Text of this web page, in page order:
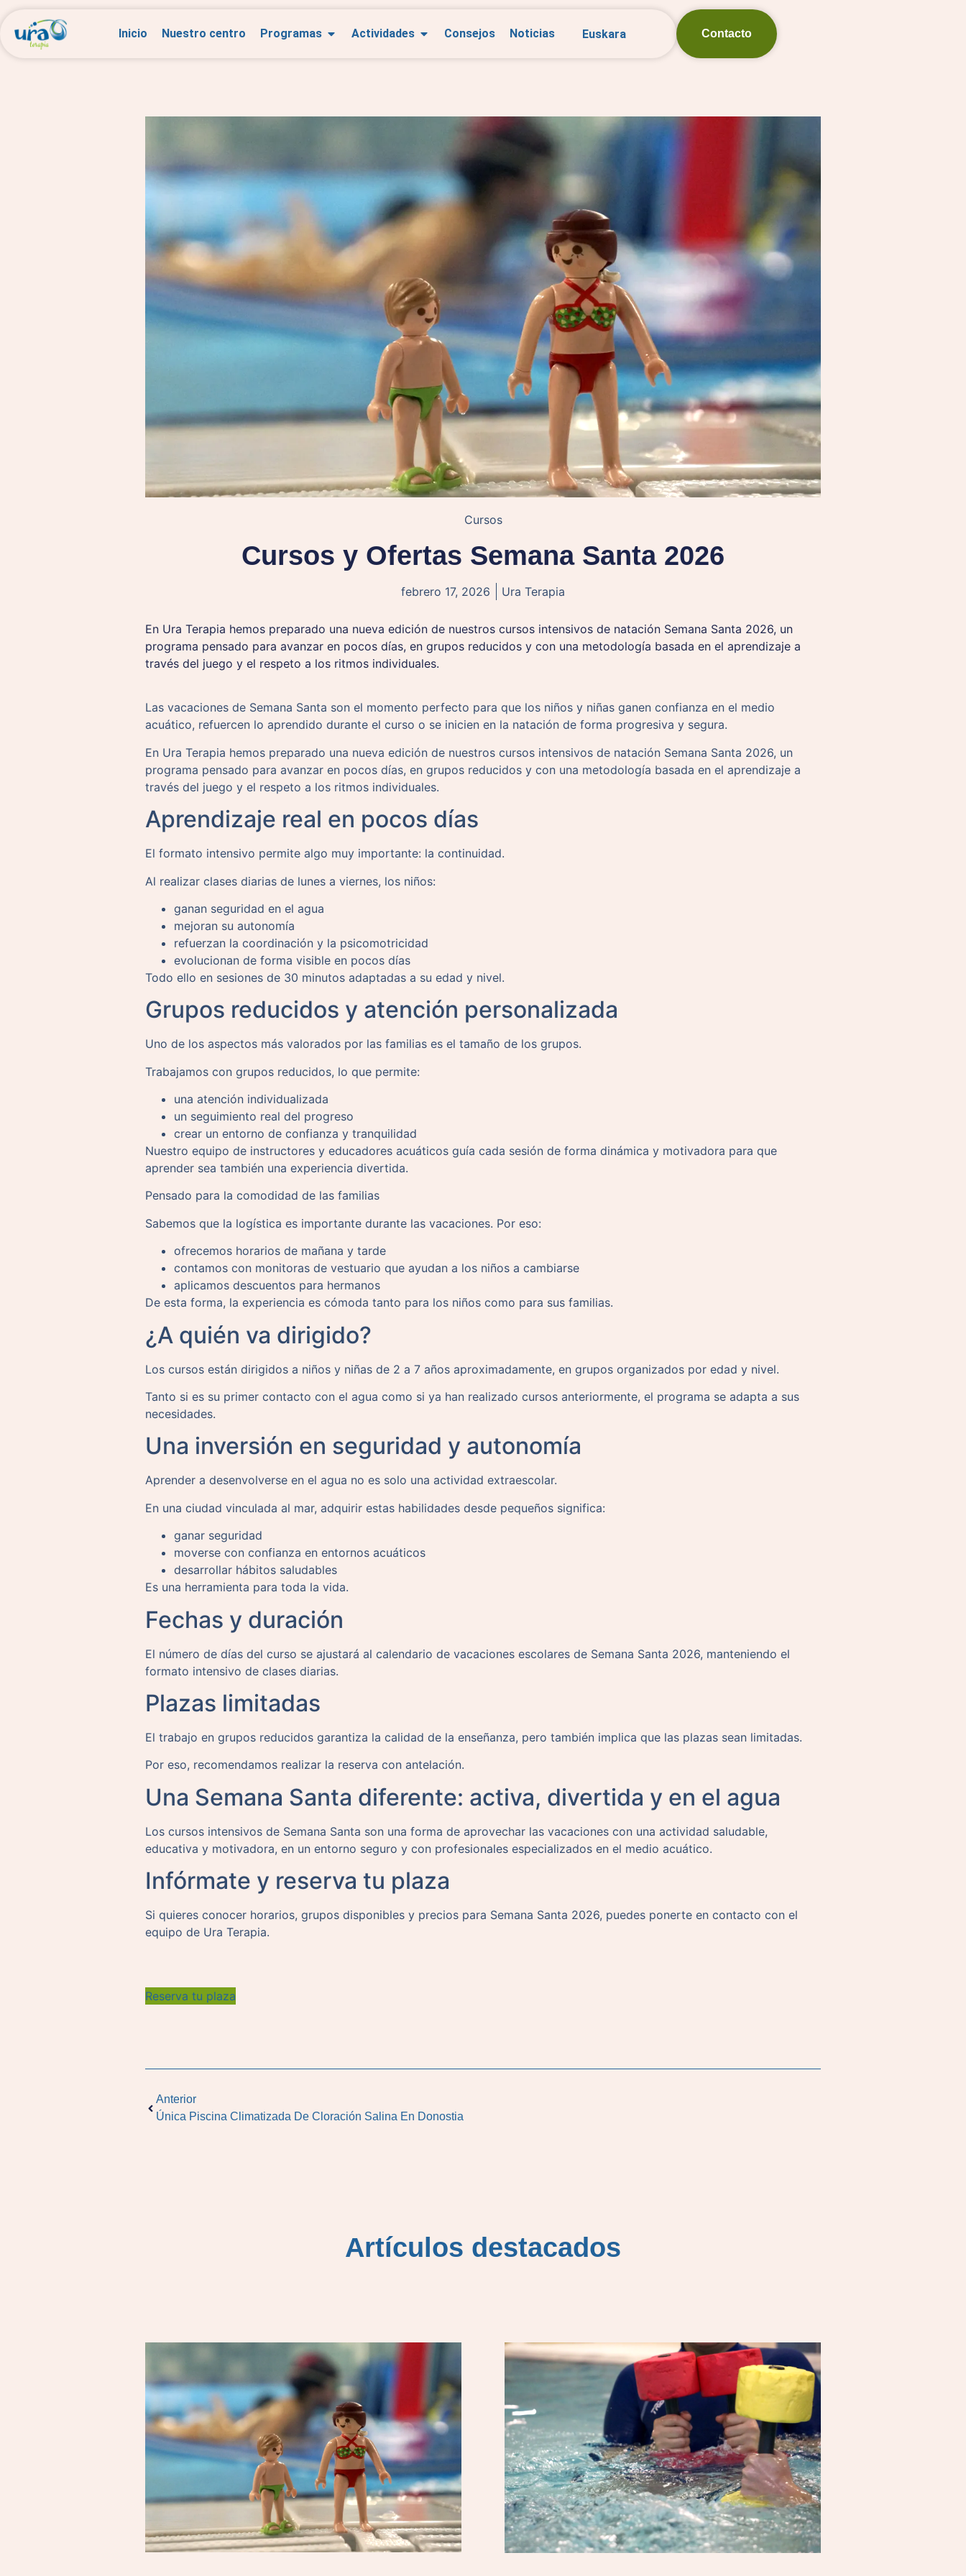
Inicio Nuestro centro Programas Actividades Consejos Noticias Euskara Contacto
Cursos
Cursos y Ofertas Semana Santa 2026
febrero 17, 2026 Ura Terapia
En Ura Terapia hemos preparado una nueva edición de nuestros cursos intensivos de natación Semana Santa 2026, un
programa pensado para avanzar en pocos días, en grupos reducidos y con una metodología basada en el aprendizaje a
través del juego y el respeto a los ritmos individuales.
Las vacaciones de Semana Santa son el momento perfecto para que los niños y niñas ganen confianza en el medio
acuático, refuercen lo aprendido durante el curso o se inicien en la natación de forma progresiva y segura.
En Ura Terapia hemos preparado una nueva edición de nuestros cursos intensivos de natación Semana Santa 2026, un
programa pensado para avanzar en pocos días, en grupos reducidos y con una metodología basada en el aprendizaje a
través del juego y el respeto a los ritmos individuales.
Aprendizaje real en pocos días
El formato intensivo permite algo muy importante: la continuidad.
Al realizar clases diarias de lunes a viernes, los niños:
ganan seguridad en el agua
mejoran su autonomía
refuerzan la coordinación y la psicomotricidad
evolucionan de forma visible en pocos días
Todo ello en sesiones de 30 minutos adaptadas a su edad y nivel.
Grupos reducidos y atención personalizada
Uno de los aspectos más valorados por las familias es el tamaño de los grupos.
Trabajamos con grupos reducidos, lo que permite:
una atención individualizada
un seguimiento real del progreso
crear un entorno de confianza y tranquilidad
Nuestro equipo de instructores y educadores acuáticos guía cada sesión de forma dinámica y motivadora para que
aprender sea también una experiencia divertida.
Pensado para la comodidad de las familias
Sabemos que la logística es importante durante las vacaciones. Por eso:
ofrecemos horarios de mañana y tarde
contamos con monitoras de vestuario que ayudan a los niños a cambiarse
aplicamos descuentos para hermanos
De esta forma, la experiencia es cómoda tanto para los niños como para sus familias.
¿A quién va dirigido?
Los cursos están dirigidos a niños y niñas de 2 a 7 años aproximadamente, en grupos organizados por edad y nivel.
Tanto si es su primer contacto con el agua como si ya han realizado cursos anteriormente, el programa se adapta a sus
necesidades.
Una inversión en seguridad y autonomía
Aprender a desenvolverse en el agua no es solo una actividad extraescolar.
En una ciudad vinculada al mar, adquirir estas habilidades desde pequeños significa:
ganar seguridad
moverse con confianza en entornos acuáticos
desarrollar hábitos saludables
Es una herramienta para toda la vida.
Fechas y duración
El número de días del curso se ajustará al calendario de vacaciones escolares de Semana Santa 2026, manteniendo el
formato intensivo de clases diarias.
Plazas limitadas
El trabajo en grupos reducidos garantiza la calidad de la enseñanza, pero también implica que las plazas sean limitadas.
Por eso, recomendamos realizar la reserva con antelación.
Una Semana Santa diferente: activa, divertida y en el agua
Los cursos intensivos de Semana Santa son una forma de aprovechar las vacaciones con una actividad saludable,
educativa y motivadora, en un entorno seguro y con profesionales especializados en el medio acuático.
Infórmate y reserva tu plaza
Si quieres conocer horarios, grupos disponibles y precios para Semana Santa 2026, puedes ponerte en contacto con el
equipo de Ura Terapia.
Reserva tu plaza
Anterior
Única Piscina Climatizada De Cloración Salina En Donostia
Artículos destacados